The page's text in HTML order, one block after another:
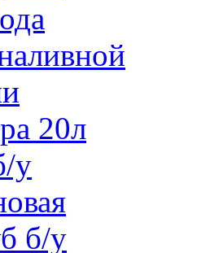
20л
у
б/у